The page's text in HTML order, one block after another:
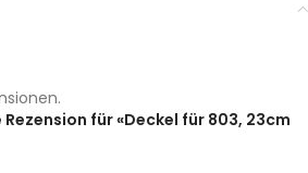
für «Deckel für 803, 23cm